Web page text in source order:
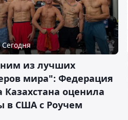
Сегодня
из лучших
мира": Федерация
Казахстана оценила
в США с Роучем